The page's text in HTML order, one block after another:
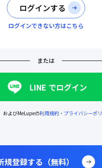
ログインする
ログインできない方はこちら
または
LINE でログイン
およびMeLupeの利用規約 ・プライバシーポ
規登録する（無料）